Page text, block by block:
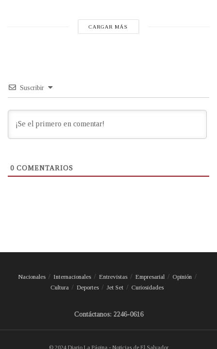
CARGAR MÁS
Suscribir
0 COMENTARIOS
Nacionales Internacionales Entrevistas Empresarial
Opinión
Cultura
Deportes Jet Set Curiosidades
Contáctanos: 2246-0616
© 2024 Diario La Página - Noticias de El Salvador